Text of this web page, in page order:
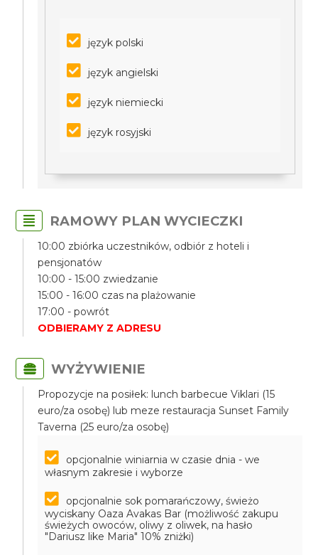
język polski
język angielski
język niemiecki
język rosyjski
RAMOWY PLAN WYCIECZKI
10:00 zbiórka uczestników, odbiór z hoteli i
pensjonatów
10:00 - 15:00 zwiedzanie
15:00 - 16:00 czas na plażowanie
17:00 - powrót
ODBIERAMY Z ADRESU
WYŻYWIENIE
Propozycje na posiłek: lunch barbecue Viklari (15
euro/za osobę) lub meze restauracja Sunset Family
Taverna (25 euro/za osobę)
opcjonalnie winiarnia w czasie dnia - we
własnym zakresie i wyborze
opcjonalnie sok pomarańczowy, świeżo
wyciskany Oaza Avakas Bar (możliwość zakupu
świeżych owoców, oliwy z oliwek, na hasło
"Dariusz like Maria" 10% zniżki)